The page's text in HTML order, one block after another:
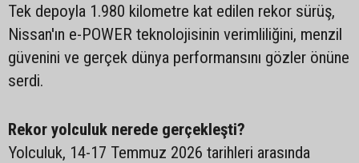
Tek depoyla 1.980 kilometre kat edilen rekor sürüş,
Nissan'ın e-POWER teknolojisinin verimliliğini, menzil
güvenini ve gerçek dünya performansını gözler önüne
serdi.
Rekor yolculuk nerede gerçekleşti?
Yolculuk, 14-17 Temmuz 2026 tarihleri arasında